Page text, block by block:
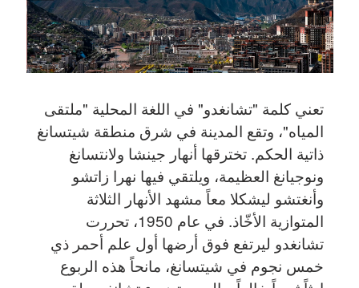
تعني كلمة "تشانغدو" في اللغة المحلية "ملتقى
المياه"، وتقع المدينة في شرق منطقة شيتسانغ
ذاتية الحكم. تخترقها أنهار جينشا ولانتسانغ
ونوجيانغ العظيمة، ويلتقي فيها نهرا زاتشو
وأنغتشو ليشكلا معاً مشهد الأنهار الثلاثة
المتوازية الأخّاذ. في عام 1950، تحررت
تشانغدو ليرتفع فوق أرضها أول علم أحمر ذي
خمس نجوم في شيتسانغ، مانحاً هذه الربوع